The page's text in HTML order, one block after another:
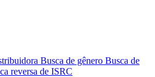
Busca de gênero Busca de
reversa de ISRC